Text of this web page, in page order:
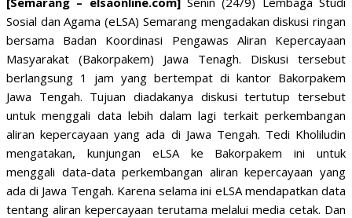
Sosial dan Agama (eLSA) Semarang mengadakan diskusi ringan
bersama Badan Koordinasi Pengawas Aliran Kepercayaan
Masyarakat (Bakorpakem) Jawa Tenagh. Diskusi tersebut
berlangsung 1 jam yang bertempat di kantor Bakorpakem
Jawa Tengah. Tujuan diadakanya diskusi tertutup tersebut
untuk menggali data lebih dalam lagi terkait perkembangan
aliran kepercayaan yang ada di Jawa Tengah. Tedi Kholiludin
mengatakan, kunjungan eLSA ke Bakorpakem ini untuk
menggali data-data perkembangan aliran kepercayaan yang
ada di Jawa Tengah. Karena selama ini eLSA mendapatkan data
tentang aliran kepercayaan terutama melalui media cetak. Dan